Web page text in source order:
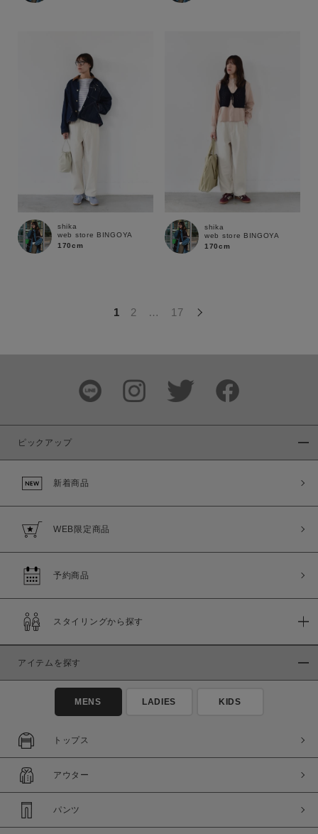
この条件で絞り込む
shika
web store BINGOYA
170cm
shika
web store BINGOYA
170cm
1 2 … 17
ピックアップ
新着商品
WEB限定商品
予約商品
スタイリングから探す
アイテムを探す
MENS LADIES KIDS
トップス
アウター
パンツ